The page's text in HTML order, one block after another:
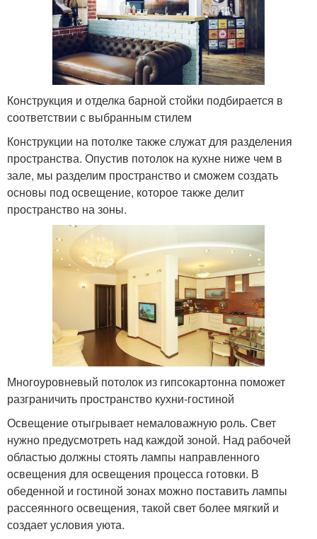
Конструкция и отделка барной стойки подбирается в
соответствии с выбранным стилем
Конструкции на потолке также служат для разделения
пространства. Опустив потолок на кухне ниже чем в
зале, мы разделим пространство и сможем создать
основы под освещение, которое также делит
пространство на зоны.
Многоуровневый потолок из гипсокартонна поможет
разграничить пространство кухни-гостиной
Освещение отыгрывает немаловажную роль. Свет
нужно предусмотреть над каждой зоной. Над рабочей
областью должны стоять лампы направленного
освещения для освещения процесса готовки. В
обеденной и гостиной зонах можно поставить лампы
рассеянного освещения, такой свет более мягкий и
создает условия уюта.